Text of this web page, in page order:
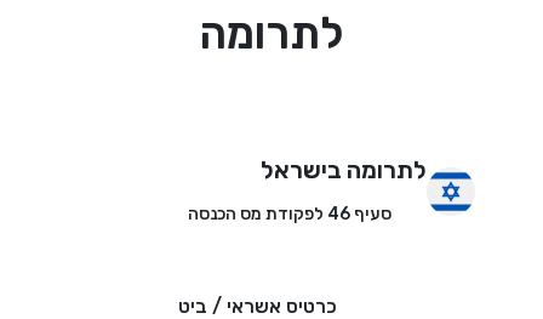
לתרומה
לתרומה בישראל
סעיף 46 לפקודת מס הכנסה
כרטיס אשראי / ביט